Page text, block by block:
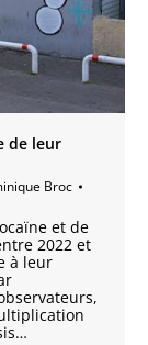
de leur
Broc
et de
2022 et
à leur